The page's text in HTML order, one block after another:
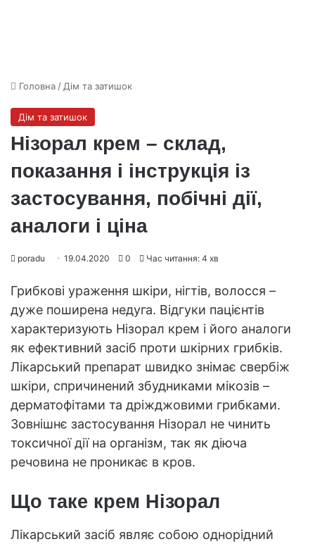
Головна / Дім та затишок
Дім та затишок
Нізорал крем – склад,
показання і інструкція із
застосування, побічні дії,
аналоги і ціна
poradu 19.04.2020 0 Час читання: 4 хв
Грибкові ураження шкіри, нігтів, волосся –
дуже поширена недуга. Відгуки пацієнтів
характеризують Нізорал крем і його аналоги
як ефективний засіб проти шкірних грибків.
Лікарський препарат швидко знімає свербіж
шкіри, спричинений збудниками мікозів –
дерматофітами та дріжджовими грибками.
Зовнішнє застосування Нізорал не чинить
токсичної дії на організм, так як діюча
речовина не проникає в кров.
Що таке крем Нізорал
Лікарський засіб являє собою однорідний